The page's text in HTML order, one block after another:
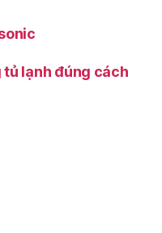
lạnh đúng cách